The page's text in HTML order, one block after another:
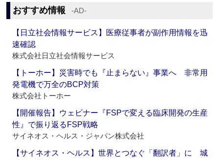
おすすめ情報 ‐AD‐
【日立社会情報サービス】医療従事者が副作用情報を迅
速確認
株式会社日立社会情報サービス
【トーホー】災害時でも『止まらない』事業へ 非常用
発電機で万全のBCP対策
株式会社トーホー
【開催報告】ウェビナー『FSPで変える臨床開発の生産
性』で振り返るFSP戦略
サイネオス・ヘルス・ジャパン株式会社
【サイネオス・ヘルス】世界とつなぐ「翻訳者」に 城